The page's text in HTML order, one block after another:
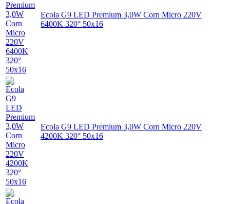
Ecola G9 LED Premium 3,0W Corn Micro 220V
6400K 320° 50x16
Ecola G9 LED Premium 3,0W Corn Micro 220V
4200K 320° 50x16